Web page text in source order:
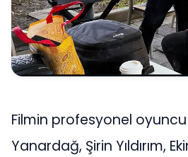
Filmin profesyonel
Yanardağ, Şirin Yıldırım,